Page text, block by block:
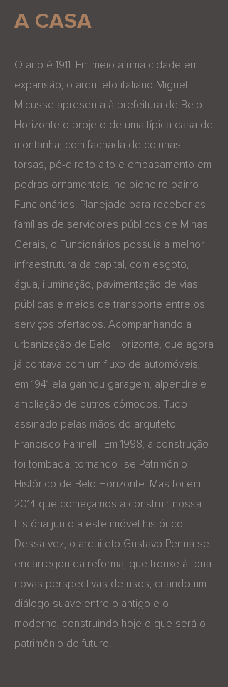
A CASA
O ano é 1911. Em meio a uma cidade em
expansão, o arquiteto italiano Miguel
Micusse apresenta à prefeitura de Belo
Horizonte o projeto de uma típica casa de
montanha, com fachada de colunas
torsas, pé-direito alto e embasamento em
pedras ornamentais, no pioneiro bairro
Funcionários. Planejado para receber as
famílias de servidores públicos de Minas
Gerais, o Funcionários possuía a melhor
infraestrutura da capital, com esgoto,
água, iluminação, pavimentação de vias
públicas e meios de transporte entre os
serviços ofertados. Acompanhando a
urbanização de Belo Horizonte, que agora
já contava com um fluxo de automóveis,
em 1941 ela ganhou garagem, alpendre e
ampliação de outros cômodos. Tudo
assinado pelas mãos do arquiteto
Francisco Farinelli. Em 1998, a construção
foi tombada, tornando- se Patrimônio
Histórico de Belo Horizonte. Mas foi em
2014 que começamos a construir nossa
história junto a este imóvel histórico.
Dessa vez, o arquiteto Gustavo Penna se
encarregou da reforma, que trouxe à tona
novas perspectivas de usos, criando um
diálogo suave entre o antigo e o
moderno, construindo hoje o que será o
patrimônio do futuro.